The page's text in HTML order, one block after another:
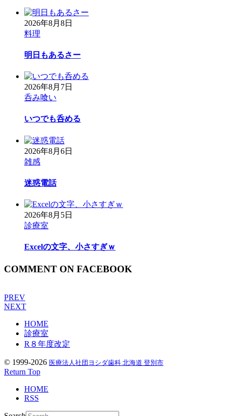
2026年8月8日
料理
明日もあるさー
2026年8月7日
呑み喰い
いつでも呑める
2026年8月6日
雑感
迷惑電話
2026年8月5日
診療室
Excelの文字、小さすぎｗ
COMMENT ON FACEBOOK
PREV
NEXT
HOME
診療室
R８年度改定
© 1999-2026 医療法人社団ヨシダ歯科 北海道 登別市
Return Top
HOME
RSS